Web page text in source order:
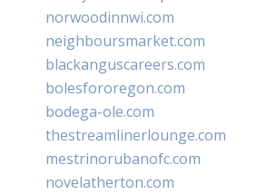
norwoodinnwi.com
neighboursmarket.com
blackanguscareers.com
bolesfororegon.com
bodega-ole.com
thestreamlinerlounge.com
mestrinorubanofc.com
novelatherton.com